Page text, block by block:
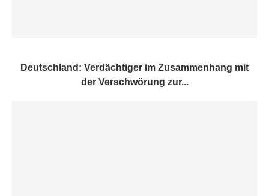
Deutschland: Verdächtiger im Zusammenhang mit
der Verschwörung zur...